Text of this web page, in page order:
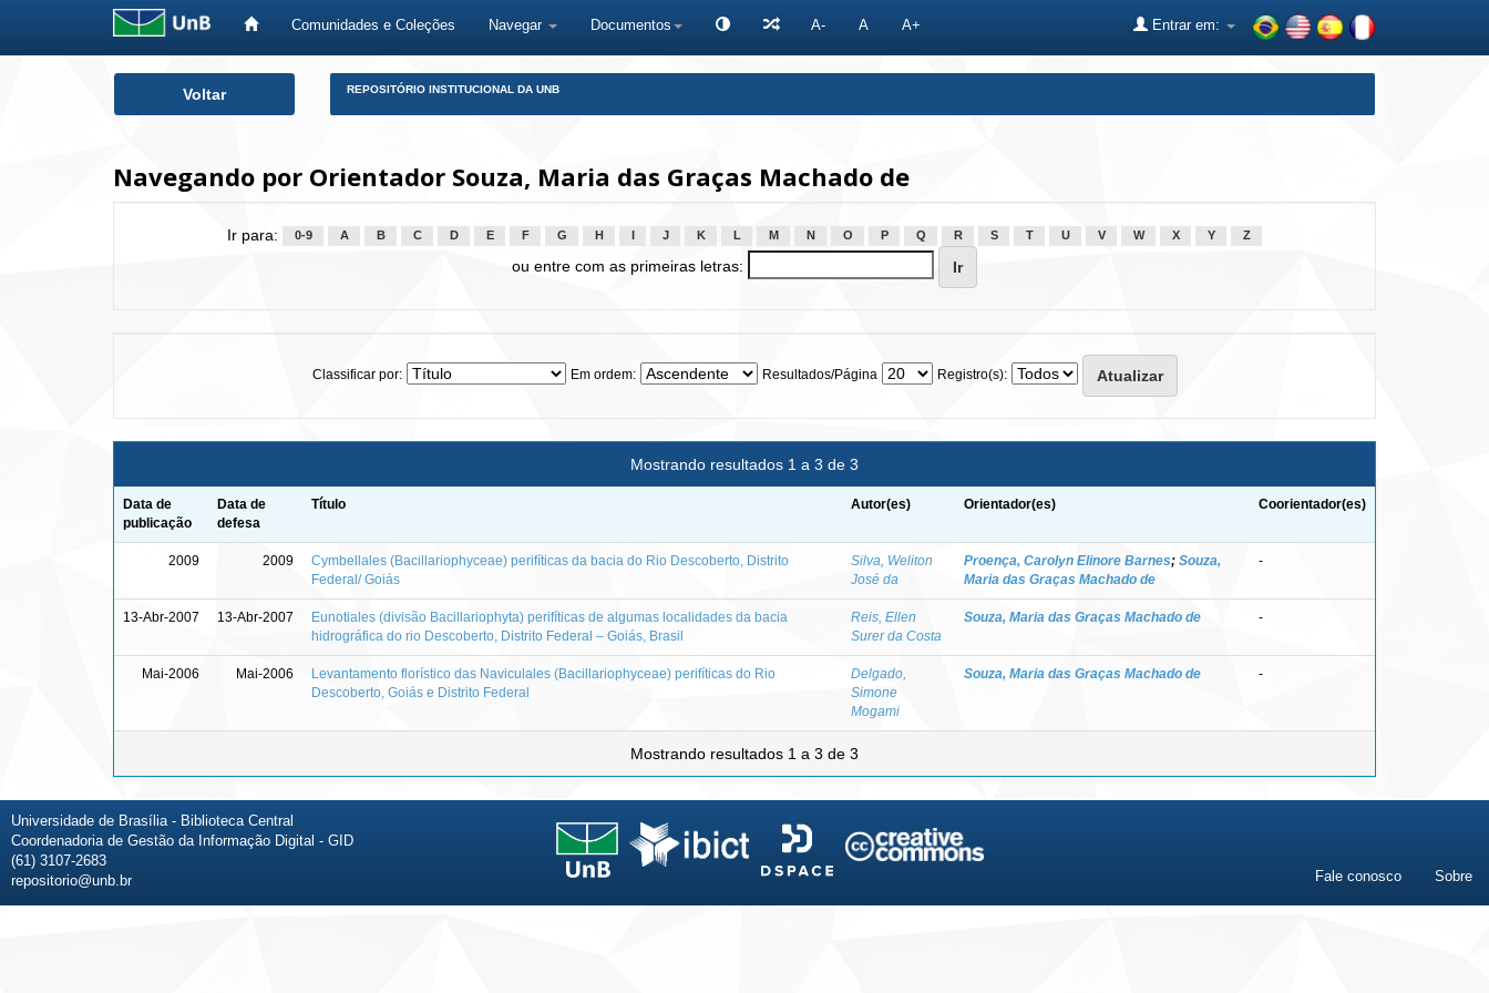
Comunidades e Coleções Navegar Documentos A- A A+ Entrar em:
Voltar REPOSITÓRIO INSTITUCIONAL DA UNB
Navegando por Orientador Souza, Maria das Graças Machado de
Ir para: 0-9 A B C D E F G H J K L M N O P Q R S T U V W X Y Z
ou entre com as primeiras letras:
Classificar por: Em ordem: Resultados/Página Registro(s):
Mostrando resultados 1 a 3 de 3
Data de
publicação
Data de
defesa
Título Autor(es) Orientador(es) Coorientador(es)
2009 2009
Cymbellales (Bacillariophyceae) perifíticas da bacia do Rio Descoberto, Distrito
Federal/ Goiás
Silva, Weliton
José da
Proença, Carolyn Elinore Barnes; Souza,
Maria das Graças Machado de
-
13-Abr-2007 13-Abr-2007
Eunotiales (divisão Bacillariophyta) perifíticas de algumas localidades da bacia
hidrográfica do rio Descoberto, Distrito Federal – Goiás, Brasil
Reis, Ellen
Surer da Costa
Souza, Maria das Graças Machado de -
Mai-2006 Mai-2006
Levantamento florístico das Naviculales (Bacillariophyceae) perifíticas do Rio
Descoberto, Goiás e Distrito Federal
Delgado,
Simone
Mogami
Souza, Maria das Graças Machado de -
Mostrando resultados 1 a 3 de 3
Universidade de Brasília - Biblioteca Central
Coordenadoria de Gestão da Informação Digital - GID
(61) 3107-2683
repositorio@unb.br
Fale conosco Sobre